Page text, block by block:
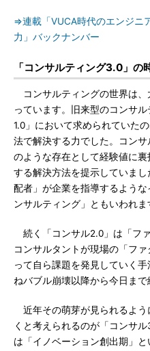
⇒連載「VUCA時代のエンジニ
力」バックナンバー
「コンサルティング3.0」の
コンサルティングの世界は、
っています。旧来型のコンサ
1.0」において求められていた
法で解決する力でした。コンサ
のような存在として経験値に
する解決方法を提示していま
配者」が企業を指導するよう
ンサルティング」ともいわれま
続く「コンサル2.0」は「フ
コンサルタントが現場の「フ
って自ら課題を発見していく
ねバブル崩壊以降から今日まで
近年その萌芽が見られるよう
くと考えられるのが「コンサ
は「イノベーション創出期」